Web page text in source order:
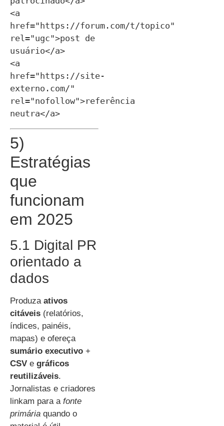
<a
href="https://forum.com/t/topico"
rel="ugc">post de
usuário</a>
<a
href="https://site-
externo.com/"
rel="nofollow">referência
5)
Estratégias
que
funcionam
em 2025
5.1 Digital PR
orientado a
dados
Produza ativos
citáveis (relatórios,
índices, painéis,
mapas) e ofereça
sumário executivo +
CSV e gráficos
reutilizáveis.
Jornalistas e criadores
linkam para a fonte
primária quando o